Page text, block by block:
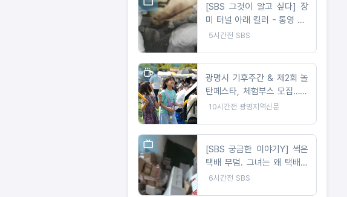
[SBS 그것이 알고 싶다] 장
미 터널 아래 킬러 - 통영 60
대 여성 살인 사건
5시간전 SBS
광명시 기후주간 & 제2회 놀
탄페스타, 체험부스 모집…10
월 24일 개최
10시간전 광명지역신문
[SBS 궁금한 이야기Y] 썩은
택배 무덤. 그녀는 왜 택배를
계속 주문하나 / 문 하나 사이
6시간전 SBS